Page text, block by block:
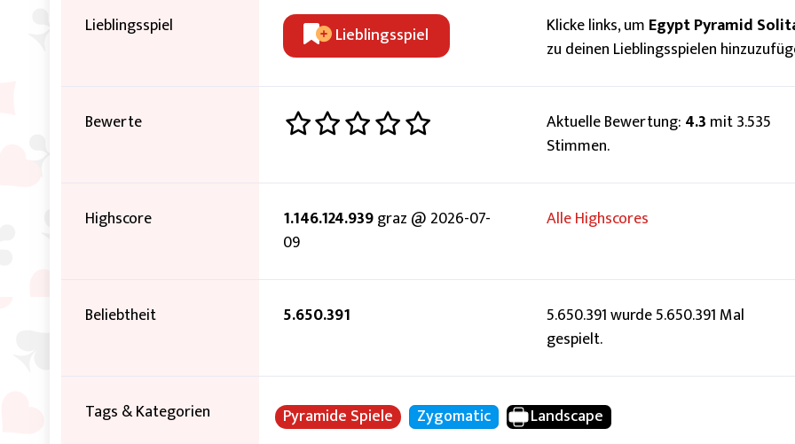
Lieblingsspiel Lieblingsspiel Klicke links, um Egypt Pyramid
zu deinen Lieblingsspielen
Bewerte Aktuelle Bewertung: 4.3 mit 3.535
Stimmen.
Highscore 1.146.124.939graz @ 2026-07-
09
Alle Highscores
Beliebtheit 5.650.391
5.650.391 wurde 5.650.391 Mal
gespielt.
Tags & Kategorien Pyramide Spiele Zygomatic Landscape